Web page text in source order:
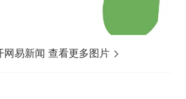
网易新闻 查看更多图片